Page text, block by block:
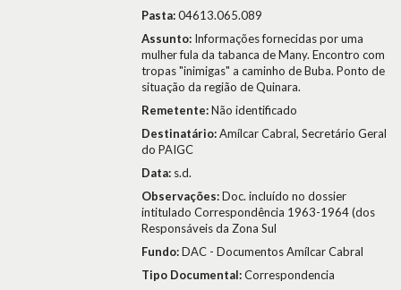
Pasta:04613.065.089
Assunto: Informações fornecidas por uma
mulher fula da tabanca de Many. Encontro com
tropas "inimigas" a caminho de Buba. Ponto de
situação da região de Quinara.
Remetente:Não identificado
Destinatário:Amílcar Cabral, Secretário Geral
do PAIGC
Data: s.d.
Observações:Doc. incluído no dossier
intitulado Correspondência 1963-1964 (dos
Responsáveis da Zona Sul
Fundo:DAC - Documentos Amílcar Cabral
Tipo Documental:Correspondencia